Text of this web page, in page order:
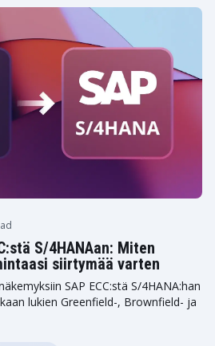
S/4HANAan: Miten
siirtymää varten
SAP ECC:stä S/4HANA:han
lukien Greenfield-, Brownfield- ja